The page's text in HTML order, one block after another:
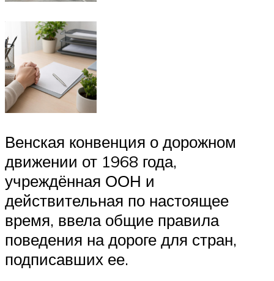
Венская конвенция о дорожном
движении от 1968 года,
учреждённая ООН и
действительная по настоящее
время, ввела общие правила
поведения на дороге для стран,
подписавших ее.